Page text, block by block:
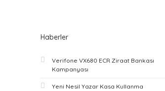
Haberler
Verifone VX680 ECR Ziraat Bankası
Kampanyası
Yeni Nesil Yazar Kasa Kullanma